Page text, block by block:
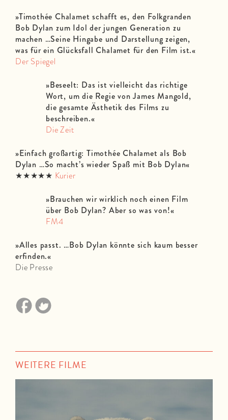
»Timothée Chalamet schafft es, den Folkgranden
Bob Dylan zum Idol der jungen Generation zu
machen …Seine Hingabe und Darstellung zeigen,
was für ein Glücksfall Chalamet für den Film ist.«
Der Spiegel
»Beseelt: Das ist vielleicht das richtige
Wort, um die Regie von James Mangold,
die gesamte Ästhetik des Films zu
beschreiben.«
Die Zeit
»Einfach großartig: Timothée Chalamet als Bob
Dylan …So macht’s wieder Spaß mit Bob Dylan«
★★★★★ Kurier
»Brauchen wir wirklich noch einen Film
über Bob Dylan? Aber so was von!«
FM4
»Alles passt. …Bob Dylan könnte sich kaum besser
erfinden.«
Die Presse
WEITERE FILME